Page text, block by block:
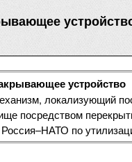
устройство
локализующий
посредством
по